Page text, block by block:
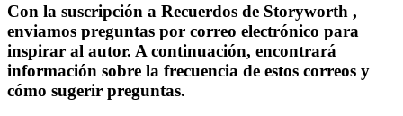
Con la suscripción a Recuerdos de Storyworth ,
enviamos preguntas por correo electrónico para
inspirar al autor. A continuación, encontrará
información sobre la frecuencia de estos correos y
cómo sugerir preguntas.